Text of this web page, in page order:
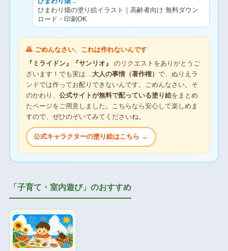
ひまわり畑の塗り絵イラスト｜高齢者向け 無料ダウン
ロード・印刷OK
🙇 ごめんなさい、これは作れないんです
『ミライドン』『サンリオ』
のリクエストをありがとうご
ざいます！でも実は… 大人の事情（著作権） で、ぬりえラ
ンドでは作ってお配りできないんです。ごめんなさい。そ
のかわり、 公式サイトが無料で配っている塗り絵をまとめ
たページをご用意しました。こちらなら安心して楽しめま
すので、ぜひのぞいてみてくださいね。
公式キャラクターの塗り絵はこちら →
「子育て・室内遊び」のおすすめ